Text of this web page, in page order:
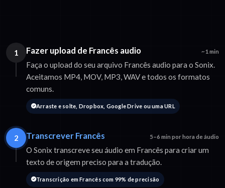
1 Fazer upload de Francês audio ~1 min
Faça o upload do seu arquivo Francês audio para o Sonix.
Aceitamos MP4, MOV, MP3, WAV e todos os formatos
comuns.
Arraste e solte, Dropbox, Google Drive ou uma URL
2 Transcrever Francês 5–6 min por hora de áudio
O Sonix transcreve seu áudio em Francês para criar um
texto de origem preciso para a tradução.
Transcrição em Francês com 99% de precisão